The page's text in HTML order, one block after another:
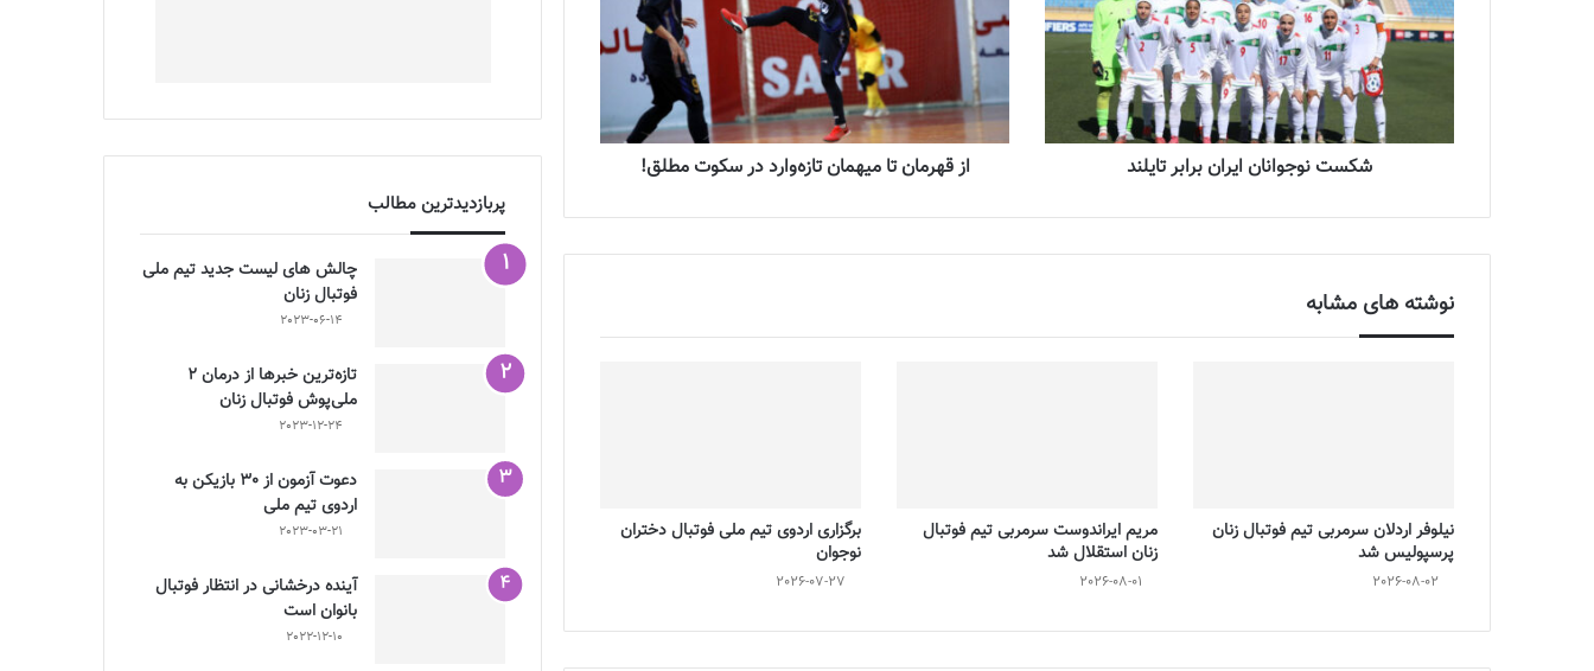
شکست نوجوانان ایران برابر تایلند از قهرمان تا میهمان تازه‌وارد در سکوت مطلق!
نوشته های مشابه
نیلوفر اردلان سرمربی تیم فوتبال زنان
پرسپولیس شد
2026-08-02
مریم ایراندوست سرمربی تیم فوتبال
زنان استقلال شد
2026-08-01
برگزاری اردوی تیم ملی فوتبال دختران
نوجوان
2026-07-27
پربازدیدترین مطالب
چالش هاى ليست جدید تيم ملى
فوتبال زنان
2023-06-14
تازه‌ترین خبرها از درمان ۲
ملی‌پوش فوتبال زنان
2023-12-24
دعوت آزمون از 30 بازیکن به
اردوی تیم ملی
2023-03-21
آینده درخشانی در انتظار فوتبال
بانوان است
2022-12-10